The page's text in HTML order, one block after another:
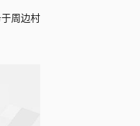
周边村